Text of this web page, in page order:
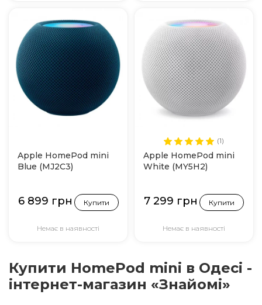
Apple HomePod mini
Blue (MJ2C3)
6 899 грн Купити
Немає в наявності
(1)
Apple HomePod mini
White (MY5H2)
7 299 грн Купити
Немає в наявності
Купити HomePod mini в Одесі -
інтернет-магазин «Знайомі»